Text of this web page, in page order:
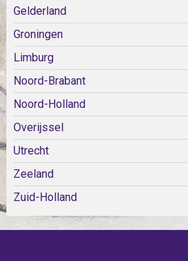
Gelderland
Groningen
Limburg
Noord-Brabant
Noord-Holland
Overijssel
Utrecht
Zeeland
Zuid-Holland